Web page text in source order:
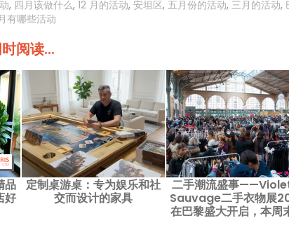
, 四月该做什么, 12 月的活动, 安坦区, 五月份的活动, 三月的活动,
有哪些活动
阅读...
品
好
定制桌游桌：专为娱乐和社
交而设计的家具
二手潮流盛事
Sauvage二手衣物展
在巴黎盛大开启，本周